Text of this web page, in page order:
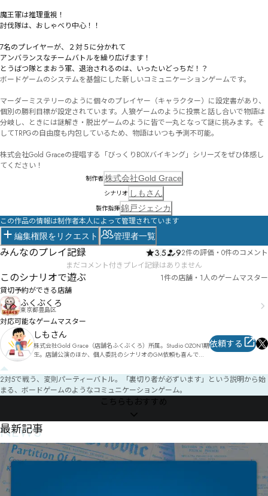
魔王軍は推理重視！
討伐隊は、おしゃべり中心！！
7名のプレイヤーが、２対５に分かれて
アンバランスなチームバトルを繰り広げます！
とうばつ隊とまおう軍、退治されるのは、いったいどっちだ！？
ボードゲームのシステムを基盤にした新しいコミュニケーションゲームです。
マーダーミステリーのように個々のプレイヤー（キャラクター）に設定書があり、
個別の勝利目標が設定されています。人狼ゲームのように投票と話し合いで物語は
分岐し、ときには謎解き・脱出ゲームのように皆で一丸となって謎に挑みます。そ
してTRPGの自由度も内包しているため、物語はいつも予測不可能。
株式会社Gold Graceの提唱する「びっくりBOXバイキング」シリーズをぜひ体感し
てください！
制作者株式会社Gold Grace
シナリオ しもさん
製作指揮錦戸ジェシカ
この作品の情報は制作者本人によって管理されています
編集権限をリクエスト 管理者一覧
みんなのプレイ記録 3.5 92件の評価 ・ 0件のコメント
まだコメント付きプレイ記録はありません
このシナリオで遊ぶ
1件の店舗・1人のゲームマスター
貸切予約ができる店舗
ふくぶくろ
東京都豊島区
対応可能なゲームマスター
しもさん
株式会社Gold Grace（店舗名ふくぶくろ）所属。Studio OZON1期
生。店舗公演のほか、個人委託のシナリオのGM依頼も喜んでお
ります。
依頼する
2対5で戦う、変則パーティーバトル。「裏切り者が必ずいます」という説明から始
まる、ボードゲームのようなコミュニケーションゲーム。
こちらもおすすめ
NEWS
最新記事